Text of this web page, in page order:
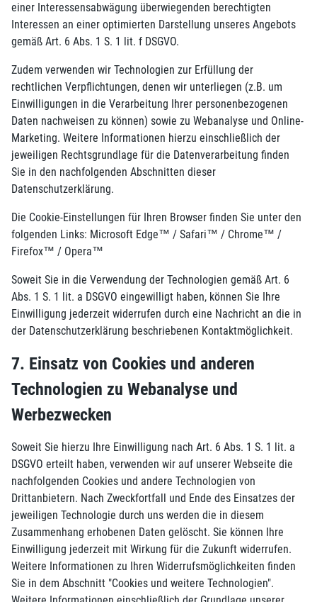
einer Interessensabwägung überwiegenden berechtigten
Interessen an einer optimierten Darstellung unseres Angebots
gemäß Art. 6 Abs. 1 S. 1 lit. f DSGVO.
Zudem verwenden wir Technologien zur Erfüllung der
rechtlichen Verpflichtungen, denen wir unterliegen (z.B. um
Einwilligungen in die Verarbeitung Ihrer personenbezogenen
Daten nachweisen zu können) sowie zu Webanalyse und Online-
Marketing. Weitere Informationen hierzu einschließlich der
jeweiligen Rechtsgrundlage für die Datenverarbeitung finden
Sie in den nachfolgenden Abschnitten dieser
Datenschutzerklärung.
Die Cookie-Einstellungen für Ihren Browser finden Sie unter den
folgenden Links: Microsoft Edge™ / Safari™ / Chrome™ /
Firefox™ / Opera™
Soweit Sie in die Verwendung der Technologien gemäß Art. 6
Abs. 1 S. 1 lit. a DSGVO eingewilligt haben, können Sie Ihre
Einwilligung jederzeit widerrufen durch eine Nachricht an die in
der Datenschutzerklärung beschriebenen Kontaktmöglichkeit.
7. Einsatz von Cookies und anderen
Technologien zu Webanalyse und
Werbezwecken
Soweit Sie hierzu Ihre Einwilligung nach Art. 6 Abs. 1 S. 1 lit. a
DSGVO erteilt haben, verwenden wir auf unserer Webseite die
nachfolgenden Cookies und andere Technologien von
Drittanbietern. Nach Zweckfortfall und Ende des Einsatzes der
jeweiligen Technologie durch uns werden die in diesem
Zusammenhang erhobenen Daten gelöscht. Sie können Ihre
Einwilligung jederzeit mit Wirkung für die Zukunft widerrufen.
Weitere Informationen zu Ihren Widerrufsmöglichkeiten finden
Sie in dem Abschnitt "Cookies und weitere Technologien".